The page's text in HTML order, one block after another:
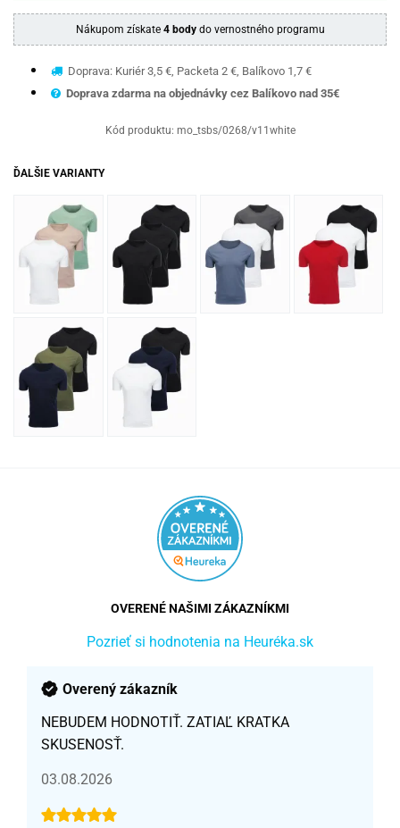
Nákupom získate 4 bodydo vernostného programu
Doprava: Kuriér 3,5 €, Packeta 2 €, Balíkovo 1,7 €
Doprava zdarma na objednávky cez Balíkovo nad 35€
Kód produktu: mo_tsbs/0268/v11white
ĎALŠIE VARIANTY
OVERENÉ NAŠIMI ZÁKAZNÍKMI
Pozrieť si hodnotenia na Heuréka.sk
Overený zákazník
NEBUDEM HODNOTIŤ. ZATIAĽ KRATKA
SKUSENOSŤ.
03.08.2026